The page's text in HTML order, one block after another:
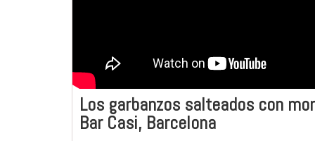
Los garbanzos salteados con
Bar Casi, Barcelona